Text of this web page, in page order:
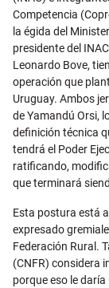
Competencia
la égida del
presidente del
Leonardo Bove,
operación que
Uruguay. Ambos
de Yamandú Orsi,
definición técnica
tendrá el Poder
ratificando,
que terminará
Esta postura está
expresado
Federación Rural.
(CNFR) considera
porque eso le